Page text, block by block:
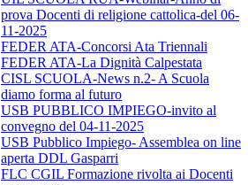
prova Docenti di religione cattolica-del 06-
11-2025
FEDER ATA-Concorsi Ata Triennali
FEDER ATA-La Dignità Calpestata
CISL SCUOLA-News n.2- A Scuola
diamo forma al futuro
USB PUBBLICO IMPIEGO-invito al
convegno del 04-11-2025
USB Pubblico Impiego- Assemblea on line
aperta DDL Gasparri
FLC CGIL Formazione rivolta ai Docenti